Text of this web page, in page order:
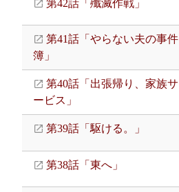
第42話「殲滅作戦」
第41話「やらない夫の事件
簿」
第40話「出張帰り、家族サ
ービス」
第39話「駆ける。」
第38話「東へ」